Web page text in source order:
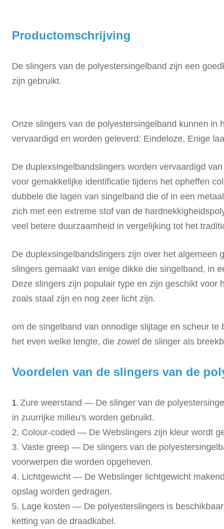
Productomschrijving
De slingers van de polyestersingelband zijn een
zijn gebruikt.
Onze slingers van de polyestersingelband kunnen in
vervaardigd en worden geleverd: Eindeloze, Enige
De duplexsingelbandslingers worden vervaardigd
voor gemakkelijke identificatie tijdens het opheffen
dubbele die lagen van singelband die of in een
zich met een extreme stof van de
veel betere duurzaamheid in vergelijking tot het
De duplexsingelbandslingers zijn over het algemeen
slingers gemaakt van enige dikke die singelband, in
Deze slingers zijn populair type en zijn geschikt
zoals staal zijn en nog zeer licht zijn.
om de singelband van onnodige slijtage en scheur
het even welke lengte, die zowel de slinger als
Voordelen van de slingers van de
1. Zure weerstand — De slinger van de
in zuurrijke milieu's worden gebruikt.
2. Colour-coded — De Webslingers zijn kleur wordt
3. Vaste greep — De slingers van de
voorwerpen die worden opgeheven.
4. Lichtgewicht — De Webslinger lichtgewicht
opslag worden gedragen.
5. Lage kosten — De polyesterslingers is
ketting van de draadkabel.